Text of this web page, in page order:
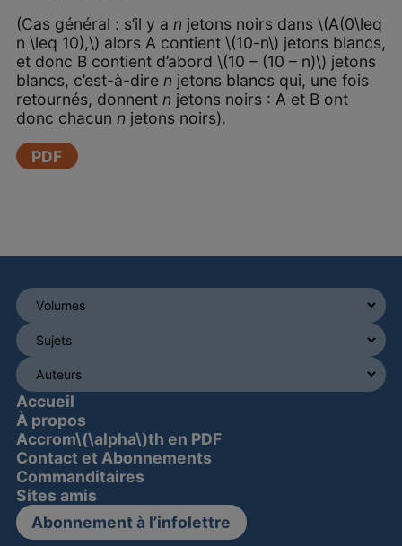
(Cas général : s’il y a n jetons noirs dans \(A(0\leq
n \leq 10),\) alors A contient \(10-n\) jetons blancs,
et donc B contient d’abord \(10 – (10 – n)\) jetons
blancs, c’est-à-dire n jetons blancs qui, une fois
retournés, donnent n jetons noirs : A et B ont
donc chacun n jetons noirs).
PDF
Accueil
À propos
Accrom\(\alpha\)th en PDF
Contact et Abonnements
Commanditaires
Sites amis
Abonnement à l’infolettre